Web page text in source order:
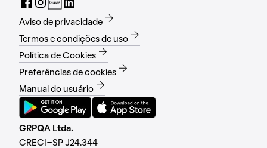
Aviso de privacidade
Termos e condições de uso
Política de Cookies
Preferências de cookies
Manual do usuário
GRPQA Ltda.
CRECI-SP J24.344